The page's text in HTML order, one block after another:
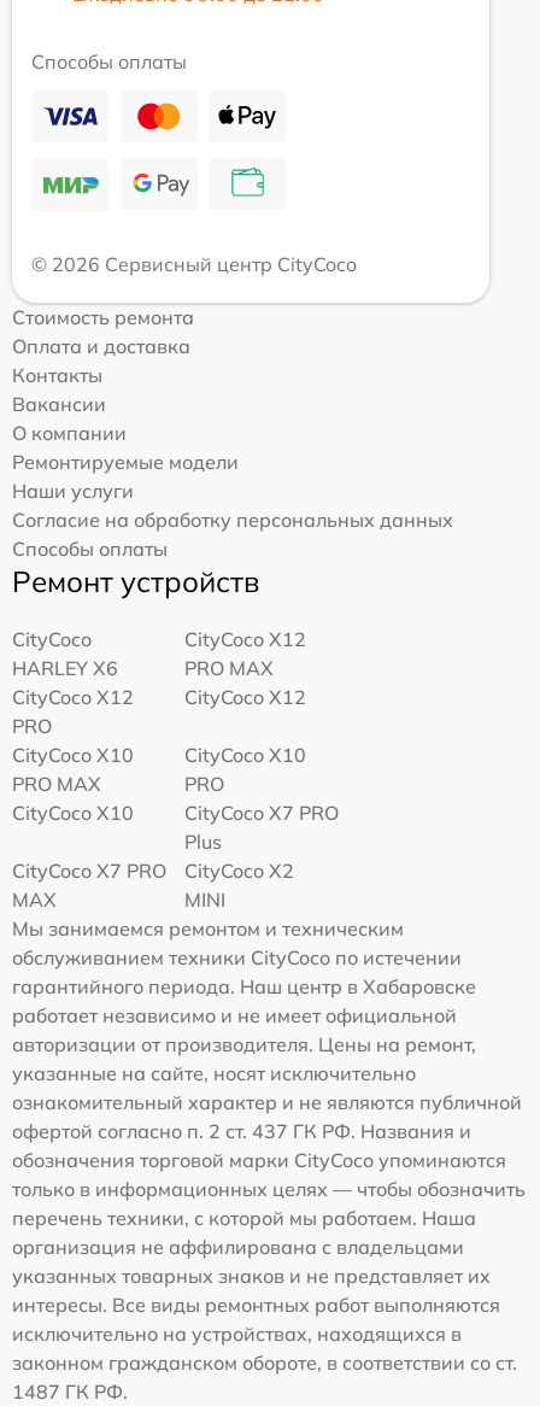
Способы оплаты
© 2026 Сервисный центр CityCoco
Стоимость ремонта
Оплата и доставка
Контакты
Вакансии
О компании
Ремонтируемые модели
Наши услуги
Согласие на обработку персональных данных
Способы оплаты
Ремонт устройств
CityCoco
HARLEY X6
CityCoco X12
PRO MAX
CityCoco X12
PRO
CityCoco X12
CityCoco X10
PRO MAX
CityCoco X10
PRO
CityCoco X10
CityCoco X7 PRO
Plus
CityCoco X7 PRO
MAX
CityCoco X2
MINI
Мы занимаемся ремонтом и техническим
обслуживанием техники CityCoco по истечении
гарантийного периода. Наш центр в Хабаровске
работает независимо и не имеет официальной
авторизации от производителя. Цены на ремонт,
указанные на сайте, носят исключительно
ознакомительный характер и не являются публичной
офертой согласно п. 2 ст. 437 ГК РФ. Названия и
обозначения торговой марки CityCoco упоминаются
только в информационных целях — чтобы обозначить
перечень техники, с которой мы работаем. Наша
организация не аффилирована с владельцами
указанных товарных знаков и не представляет их
интересы. Все виды ремонтных работ выполняются
исключительно на устройствах, находящихся в
законном гражданском обороте, в соответствии со ст.
1487 ГК РФ.